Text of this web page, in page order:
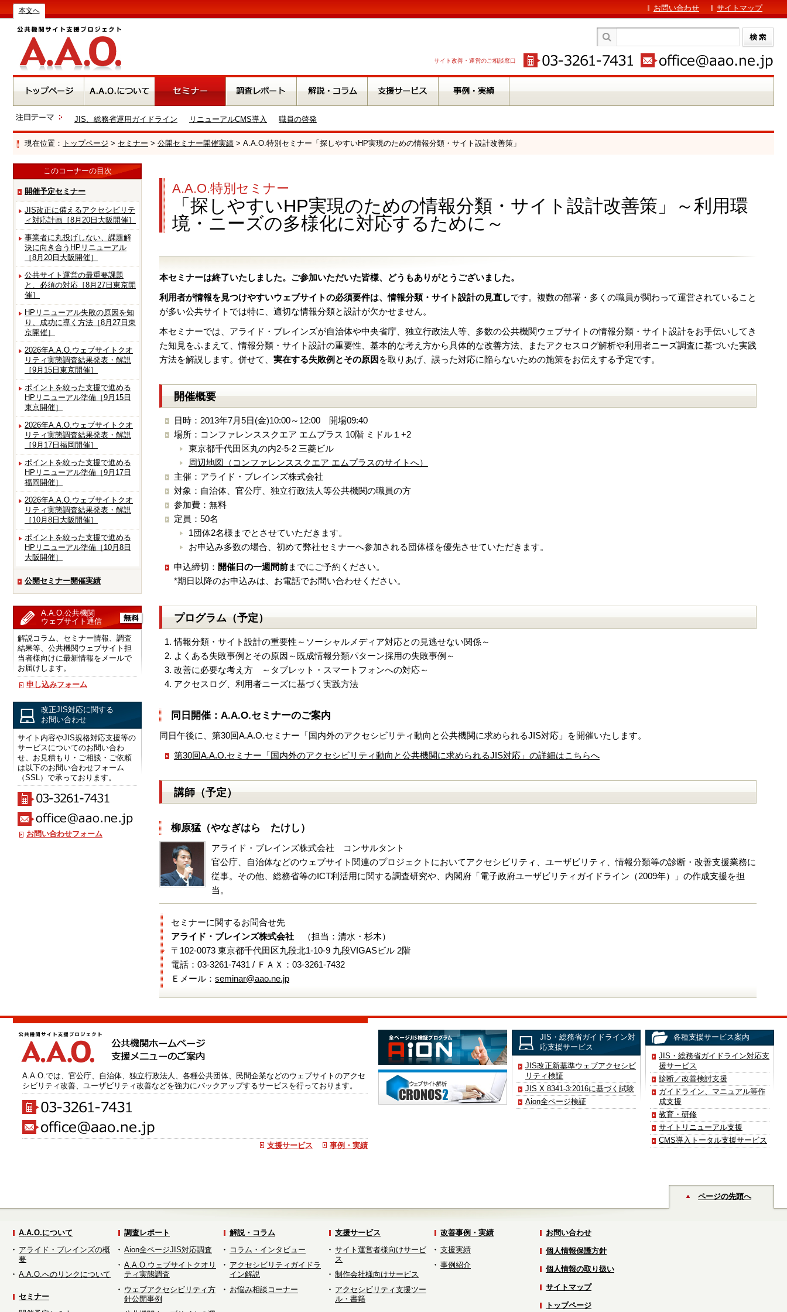
本文へ お問い合わせ サイトマップ
サイト改善・運営のご相談窓口
JIS、総務省運用ガイドライン リニューアルCMS導入 職員の啓発
現在位置： トップページ > セミナー > 公開セミナー開催実績 > A.A.O.特別セミナー「探しやすいHP実現のための情報分類・サイト設計改善策」
このコーナーの目次
開催予定セミナー
JIS改正に備えるアクセシビリテ
ィ対応計画［8月20日大阪開催］
事業者に丸投げしない、課題解
決に向き合うHPリニューアル
［8月20日大阪開催］
公共サイト運営の最重要課題
と、必須の対応［8月27日東京開
催］
HPリニューアル失敗の原因を知
り、成功に導く方法［8月27日東
京開催］
2026年A.A.O.ウェブサイトクオ
リティ実態調査結果発表・解説
［9月15日東京開催］
ポイントを絞った支援で進める
HPリニューアル準備［9月15日
東京開催］
2026年A.A.O.ウェブサイトクオ
リティ実態調査結果発表・解説
［9月17日福岡開催］
ポイントを絞った支援で進める
HPリニューアル準備［9月17日
福岡開催］
2026年A.A.O.ウェブサイトクオ
リティ実態調査結果発表・解説
［10月8日大阪開催］
ポイントを絞った支援で進める
HPリニューアル準備［10月8日
大阪開催］
公開セミナー開催実績
A.A.O.公共機関
ウェブサイト通信
解説コラム、セミナー情報、調査
結果等、公共機関ウェブサイト担
当者様向けに最新情報をメールで
お届けします。
申し込みフォーム
改正JIS対応に関する
お問い合わせ
サイト内容やJIS規格対応支援等の
サービスについてのお問い合わ
せ、お見積もり・ご相談・ご依頼
は以下のお問い合わせフォーム
（SSL）で承っております。
お問い合わせフォーム
A.A.O.特別セミナー
「探しやすいHP実現のための情報分類・サイト設計改善策」～利用環
境・ニーズの多様化に対応するために～
本セミナーは終了いたしました。ご参加いただいた皆様、どうもありがとうございました。
利用者が情報を見つけやすいウェブサイトの必須要件は、情報分類・サイト設計の見直しです。複数の部署・多くの職員が関わって運営されていること
が多い公共サイトでは特に、適切な情報分類と設計が欠かせません。
本セミナーでは、アライド・ブレインズが自治体や中央省庁、独立行政法人等、多数の公共機関ウェブサイトの情報分類・サイト設計をお手伝いしてき
た知見をふまえて、情報分類・サイト設計の重要性、基本的な考え方から具体的な改善方法、またアクセスログ解析や利用者ニーズ調査に基づいた実践
方法を解説します。併せて、 実在する失敗例とその原因 を取りあげ、誤った対応に陥らないための施策をお伝えする予定です。
開催概要
日時：2013年7月5日(金)10:00～12:00 開場09:40
場所：コンファレンススクエア エムプラス 10階 ミドル１+2
東京都千代田区丸の内2-5-2 三菱ビル
周辺地図（コンファレンススクエア エムプラスのサイトへ）
主催：アライド・ブレインズ株式会社
対象：自治体、官公庁、独立行政法人等公共機関の職員の方
参加費：無料
定員：50名
1団体2名様までとさせていただきます。
お申込み多数の場合、初めて弊社セミナーへ参加される団体様を優先させていただきます。
申込締切： 開催日の一週間前までにご予約ください。
*期日以降のお申込みは、お電話でお問い合わせください。
プログラム（予定）
情報分類・サイト設計の重要性～ソーシャルメディア対応との見逃せない関係～
よくある失敗事例とその原因～既成情報分類パターン採用の失敗事例～
改善に必要な考え方 ～タブレット・スマートフォンへの対応～
アクセスログ、利用者ニーズに基づく実践方法
同日開催：A.A.O.セミナーのご案内
同日午後に、第30回A.A.O.セミナー「国内外のアクセシビリティ動向と公共機関に求められるJIS対応」を開催いたします。
第30回A.A.O.セミナー「国内外のアクセシビリティ動向と公共機関に求められるJIS対応」の詳細はこちらへ
講師（予定）
柳原猛（やなぎはら たけし）
アライド・ブレインズ株式会社 コンサルタント
官公庁、自治体などのウェブサイト関連のプロジェクトにおいてアクセシビリティ、ユーザビリティ、情報分類等の診断・改善支援業務に
従事。その他、総務省等のICT利活用に関する調査研究や、内閣府「電子政府ユーザビリティガイドライン（2009年）」の作成支援を担
当。
セミナーに関するお問合せ先
アライド・ブレインズ株式会社 （担当：清水・杉木）
〒102-0073 東京都千代田区九段北1-10-9 九段VIGASビル 2階
電話：03-3261-7431 / ＦＡＸ：03-3261-7432
Ｅメール： seminar@aao.ne.jp
A.A.O.では、官公庁、自治体、独立行政法人、各種公共団体、民間企業などのウェブサイトのアクセ
シビリティ改善、ユーザビリティ改善などを強力にバックアップするサービスを行っております。
支援サービス 事例・実績
JIS・総務省ガイドライン対
応支援サービス
JIS改正新基準ウェブアクセシビ
リティ検証
JIS X 8341-3:2016に基づく試験
Aion全ページ検証
各種支援サービス案内
JIS・総務省ガイドライン対応支
援サービス
診断／改善検討支援
ガイドライン、マニュアル等作
成支援
教育・研修
サイトリニューアル支援
CMS導入トータル支援サービス
ページの先頭へ
A.A.O.について
アライド・ブレインズの概
要
A.A.O.へのリンクについて
セミナー
調査レポート
Aion全ページJIS対応調査
A.A.O.ウェブサイトクオリ
ティ実態調査
ウェブアクセシビリティ方
針公開事例
解説・コラム
コラム・インタビュー
アクセシビリティガイドラ
イン解説
お悩み相談コーナー
支援サービス
サイト運営者様向けサービ
ス
制作会社様向けサービス
アクセシビリティ支援ツー
ル・書籍
改善事例・実績
支援実績
事例紹介
お問い合わせ
個人情報保護方針
個人情報の取り扱い
サイトマップ
トップページ